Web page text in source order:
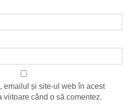
emailul și site-ul web în acest
viitoare când o să comentez.